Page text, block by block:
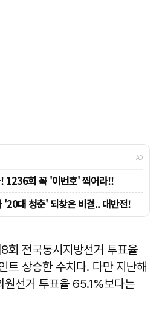
회 전국동시지방선거 투표율
상승한 수치다. 다만 지난해
원선거 투표율 65.1%보다는